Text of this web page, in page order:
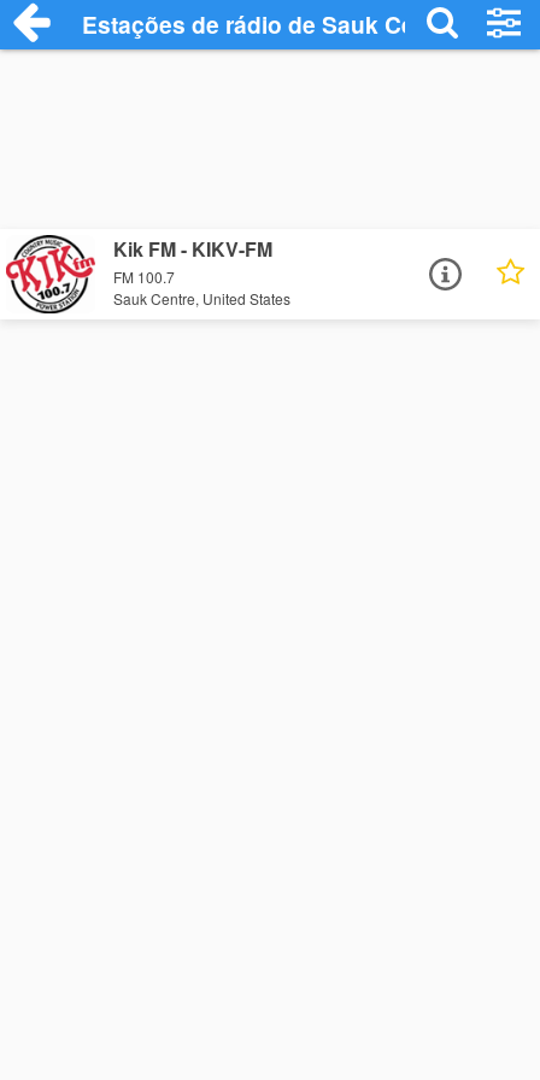
Estações de rádio de Sauk Centre -
Kik FM - KIKV-FM
FM 100.7
Sauk Centre, United States